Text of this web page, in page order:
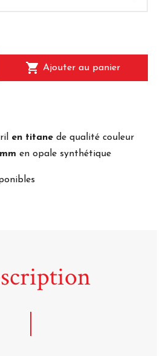
shopping_cart Ajouter au panier
en titane de qualité couleur
en opale synthétique